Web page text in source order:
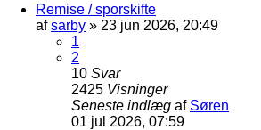
Remise / sporskifte
afsarby » 23 jun 2026, 20:49
1
2
10 Svar
2425 Visninger
Seneste indlæg af Søren
01 jul 2026, 07:59